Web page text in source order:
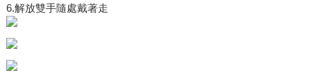
6.解放雙手隨處戴著走